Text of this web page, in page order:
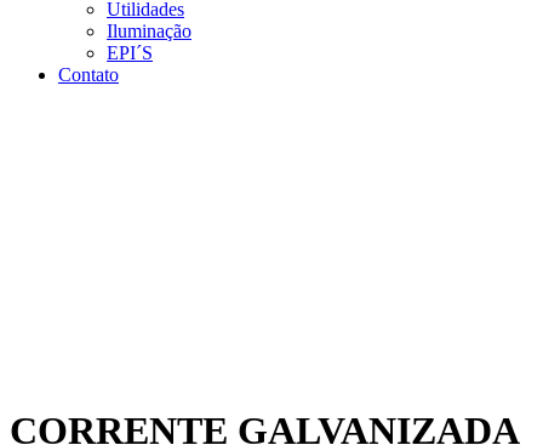
Utilidades
Iluminação
EPI´S
Contato
CORRENTE GALVANIZADA